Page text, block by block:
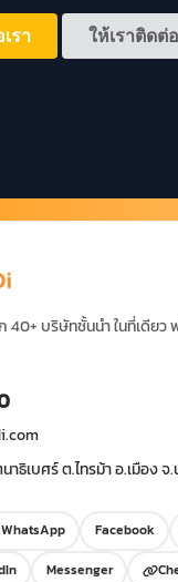
รา ให้เราติดต่
40+ บริษัทชั้นนำ ในที่เดียว
าธิเบศร์ ต.ไทรม้า อ.เมือง
WhatsApp Facebook
Messenger